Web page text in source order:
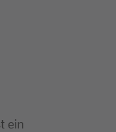
ein